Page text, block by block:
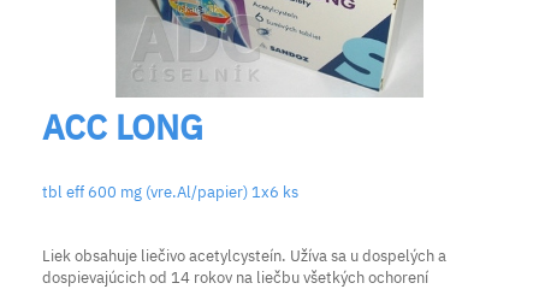
ACC LONG
tbl eff 600 mg (vre.Al/papier) 1x6 ks
Liek obsahuje liečivo acetylcysteín. Užíva sa u dospelých a
dospievajúcich od 14 rokov na liečbu všetkých ochorení